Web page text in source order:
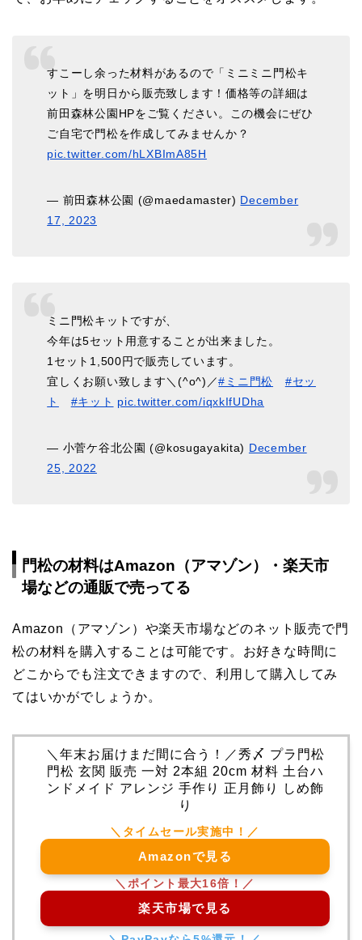
すこーし余った材料があるので「ミニミニ門松キ
ット」を明日から販売致します！価格等の詳細は
前田森林公園HPをご覧ください。この機会にぜひ
ご自宅で門松を作成してみませんか？
pic.twitter.com/hLXBImA85H
— 前田森林公園 (@maedamaster) December
17, 2023
ミニ門松キットですが、
今年は5セット用意することが出来ました。
1セット1,500円で販売しています。
宜しくお願い致します＼(^o^)／#ミニ門松
#セッ
ト
#キット pic.twitter.com/iqxkIfUDha
— 小菅ケ谷北公園 (@kosugayakita) December
25, 2022
門松の材料はAmazon（アマゾン）・楽天市
場などの通販で売ってる
Amazon（アマゾン）や楽天市場などのネット販売で門
松の材料を購入することは可能です。お好きな時間に
どこからでも注文できますので、利用して購入してみ
てはいかがでしょうか。
＼年末お届けまだ間に合う！／秀〆 プラ門松
門松 玄関 販売 一対 2本組 20cm 材料 土台ハ
ンドメイド アレンジ 手作り 正月飾り しめ飾
り
Amazonで見る
楽天市場で見る